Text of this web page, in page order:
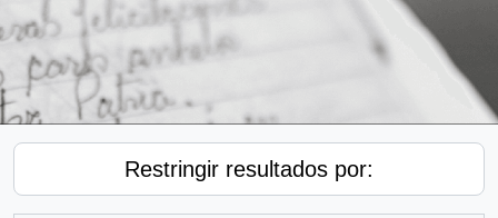
Restringir resultados por: